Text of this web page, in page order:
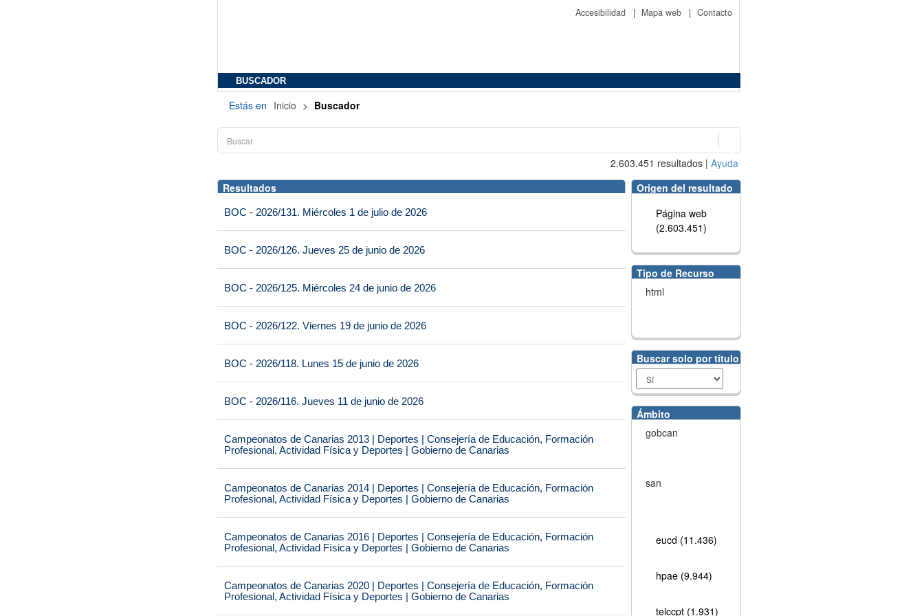
Accesibilidad | Mapa web | Contacto
BUSCADOR
Estás en Inicio > Buscador
2.603.451 resultados | Ayuda
Resultados
BOC - 2026/131. Miércoles 1 de julio de 2026
BOC - 2026/126. Jueves 25 de junio de 2026
BOC - 2026/125. Miércoles 24 de junio de 2026
BOC - 2026/122. Viernes 19 de junio de 2026
BOC - 2026/118. Lunes 15 de junio de 2026
BOC - 2026/116. Jueves 11 de junio de 2026
Campeonatos de Canarias 2013 | Deportes | Consejería de Educación, Formación
Profesional, Actividad Física y Deportes | Gobierno de Canarias
Campeonatos de Canarias 2014 | Deportes | Consejería de Educación, Formación
Profesional, Actividad Física y Deportes | Gobierno de Canarias
Campeonatos de Canarias 2016 | Deportes | Consejería de Educación, Formación
Profesional, Actividad Física y Deportes | Gobierno de Canarias
Campeonatos de Canarias 2020 | Deportes | Consejería de Educación, Formación
Profesional, Actividad Física y Deportes | Gobierno de Canarias
Origen del resultado
Página web
(2.603.451)
Tipo de Recurso
html
Buscar solo por título
Ámbito
gobcan
san
eucd (11.436)
hpae (9.944)
telccpt (1.931)